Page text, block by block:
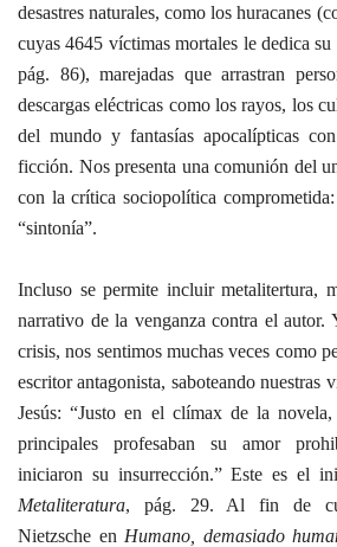
desastres naturales, como los huracanes
cuyas 4645 víctimas mortales le dedica su
pág. 86), marejadas que arrastran
descargas eléctricas como los rayos, los
del mundo y fantasías apocalípticas
ficción. Nos presenta una comunión del
con la crítica sociopolítica
“sintonía”.
Incluso se permite incluir metalitertura,
narrativo de la venganza contra el autor.
crisis, nos sentimos muchas veces como
escritor antagonista, saboteando nuestras
Jesús: “Justo en el clímax de la
principales profesaban su amor
iniciaron su insurrección.” Este es el
Metaliteratura, pág. 29. Al fin de
Nietzsche en Humano, demasiado